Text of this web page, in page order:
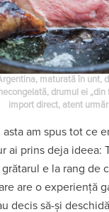
maturată în unt,
drumul ei
import direct, atent
asta am spus tot ce
ai prins deja ideea:
e la rang de
are o experiență
decis să-și